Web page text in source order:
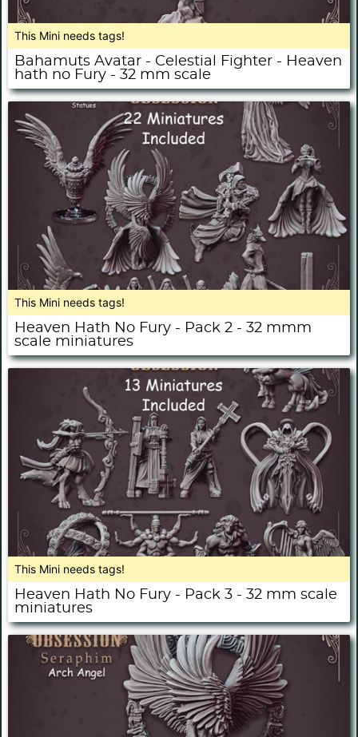
This Mini needs tags!
Bahamuts Avatar - Celestial Fighter - Heaven
hath no Fury - 32 mm scale
This Mini needs tags!
Heaven Hath No Fury - Pack 2 - 32 mmm
scale miniatures
This Mini needs tags!
Heaven Hath No Fury - Pack 3 - 32 mm scale
miniatures